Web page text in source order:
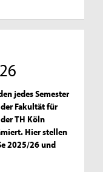
jedes Semester
Fakultät für
TH Köln
Hier stellen
2025/26 und